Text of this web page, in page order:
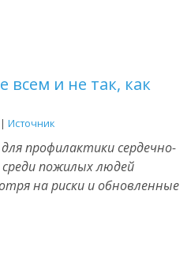
всем и не так, как
| Источник
профилактики сердечно-
среди пожилых людей
на риски и обновленные